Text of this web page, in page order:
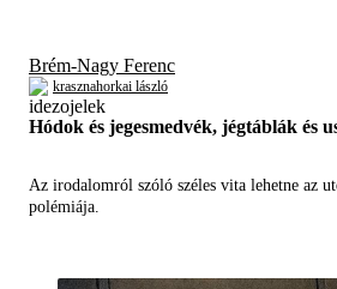
Brém-Nagy Ferenc
krasznahorkai lászló
Hódok és jegesmedvék, jégtáblák és
Az irodalomról szóló széles vita lehetne az
polémiája.